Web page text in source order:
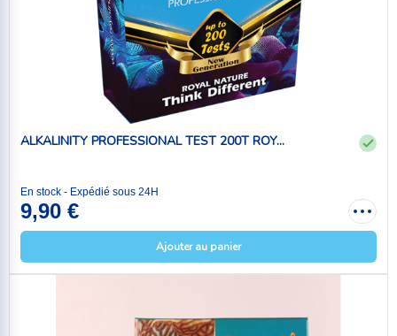
ALKALINITY PROFESSIONAL TEST 200T ROY...
En stock - Expédié sous 24H
9,90 €
Ajouter au panier